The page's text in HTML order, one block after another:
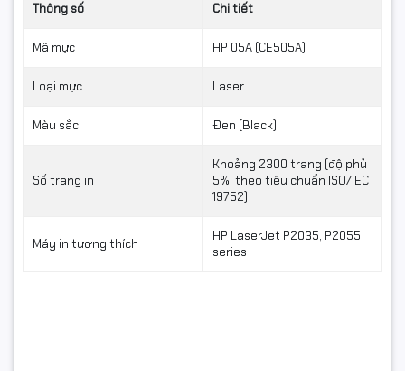
Thông số Chi tiết
Mã mực HP 05A (CE505A)
Loại mực Laser
Màu sắc Đen (Black)
Số trang in
Khoảng 2300 trang (độ phủ
5%, theo tiêu chuẩn ISO/IEC
19752)
Máy in tương thích
HP LaserJet P2035, P2055
series